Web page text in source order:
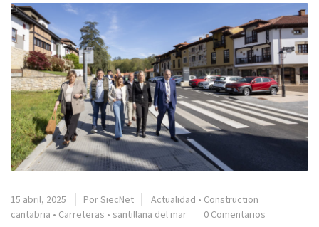
15 abril, 2025 Por SiecNet Actualidad • Construction
cantabria • Carreteras • santillana del mar 0 Comentarios